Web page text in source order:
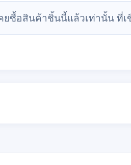
ยซื้อสินค้าชิ้นนี้แล้วเท่านั้น ที่